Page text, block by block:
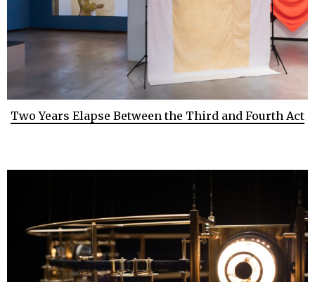
Two Years Elapse Between the Third and Fourth Act